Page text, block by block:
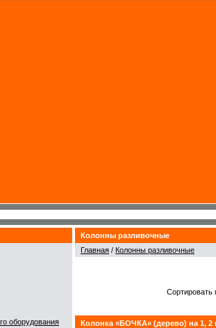
оборудования
Колонны разливочные
Главная / Колонны разливочные
Сортировать
Колонка «БОЧКА» (дерево) на 1, 2